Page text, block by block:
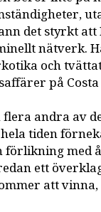
det styrkt
nätverk.
och
på Costa
andra av
tiden
förlikning med
ett
att